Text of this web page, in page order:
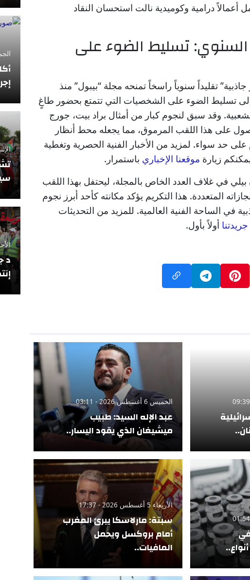
أعمالاً درامية وكوميدية نالت استحسان النقاد
السنوي: تسليط الضوء على
تقليداً سنوياً راسخاً تمنحه مجلة “بيبول” منذ
تسليط الضوء على الشخصيات التي تتمتع بحضور طاغٍ
وقد سبق لنجوم كبار من أمثال براد بيت، جورج
على هذا اللقب المرموق، مما يجعله محط أنظار
على حد سواء. لمزيد من الأخبار الفنية الحصرية وتغطية
زيارة موقعنا الإخباري باستمرار.
في غلاف العدد الخاص بالمجلة، ليحتفل بهذا اللقب
المتعددة. هذا التكريم يؤكد مكانته كأحد أبرز نجوم
في الساحة الفنية العالمية. للمزيد من التحديثات
جريدتنا أولاً بأول.
الخميس 6 أغسطس 2026 - 03:11
عبد الإله السيد: طبيب
ميشيغان الذي يقود اليسار..
الأربعاء 5 أغسطس 2026 - 17:37
سبتة: مارلاسكا يبرئ المغرب
أمام بروكسل ويحمل
المافيات..
الجمعة 12
الإثنين 10
الأحد 5 أكتوبر
د